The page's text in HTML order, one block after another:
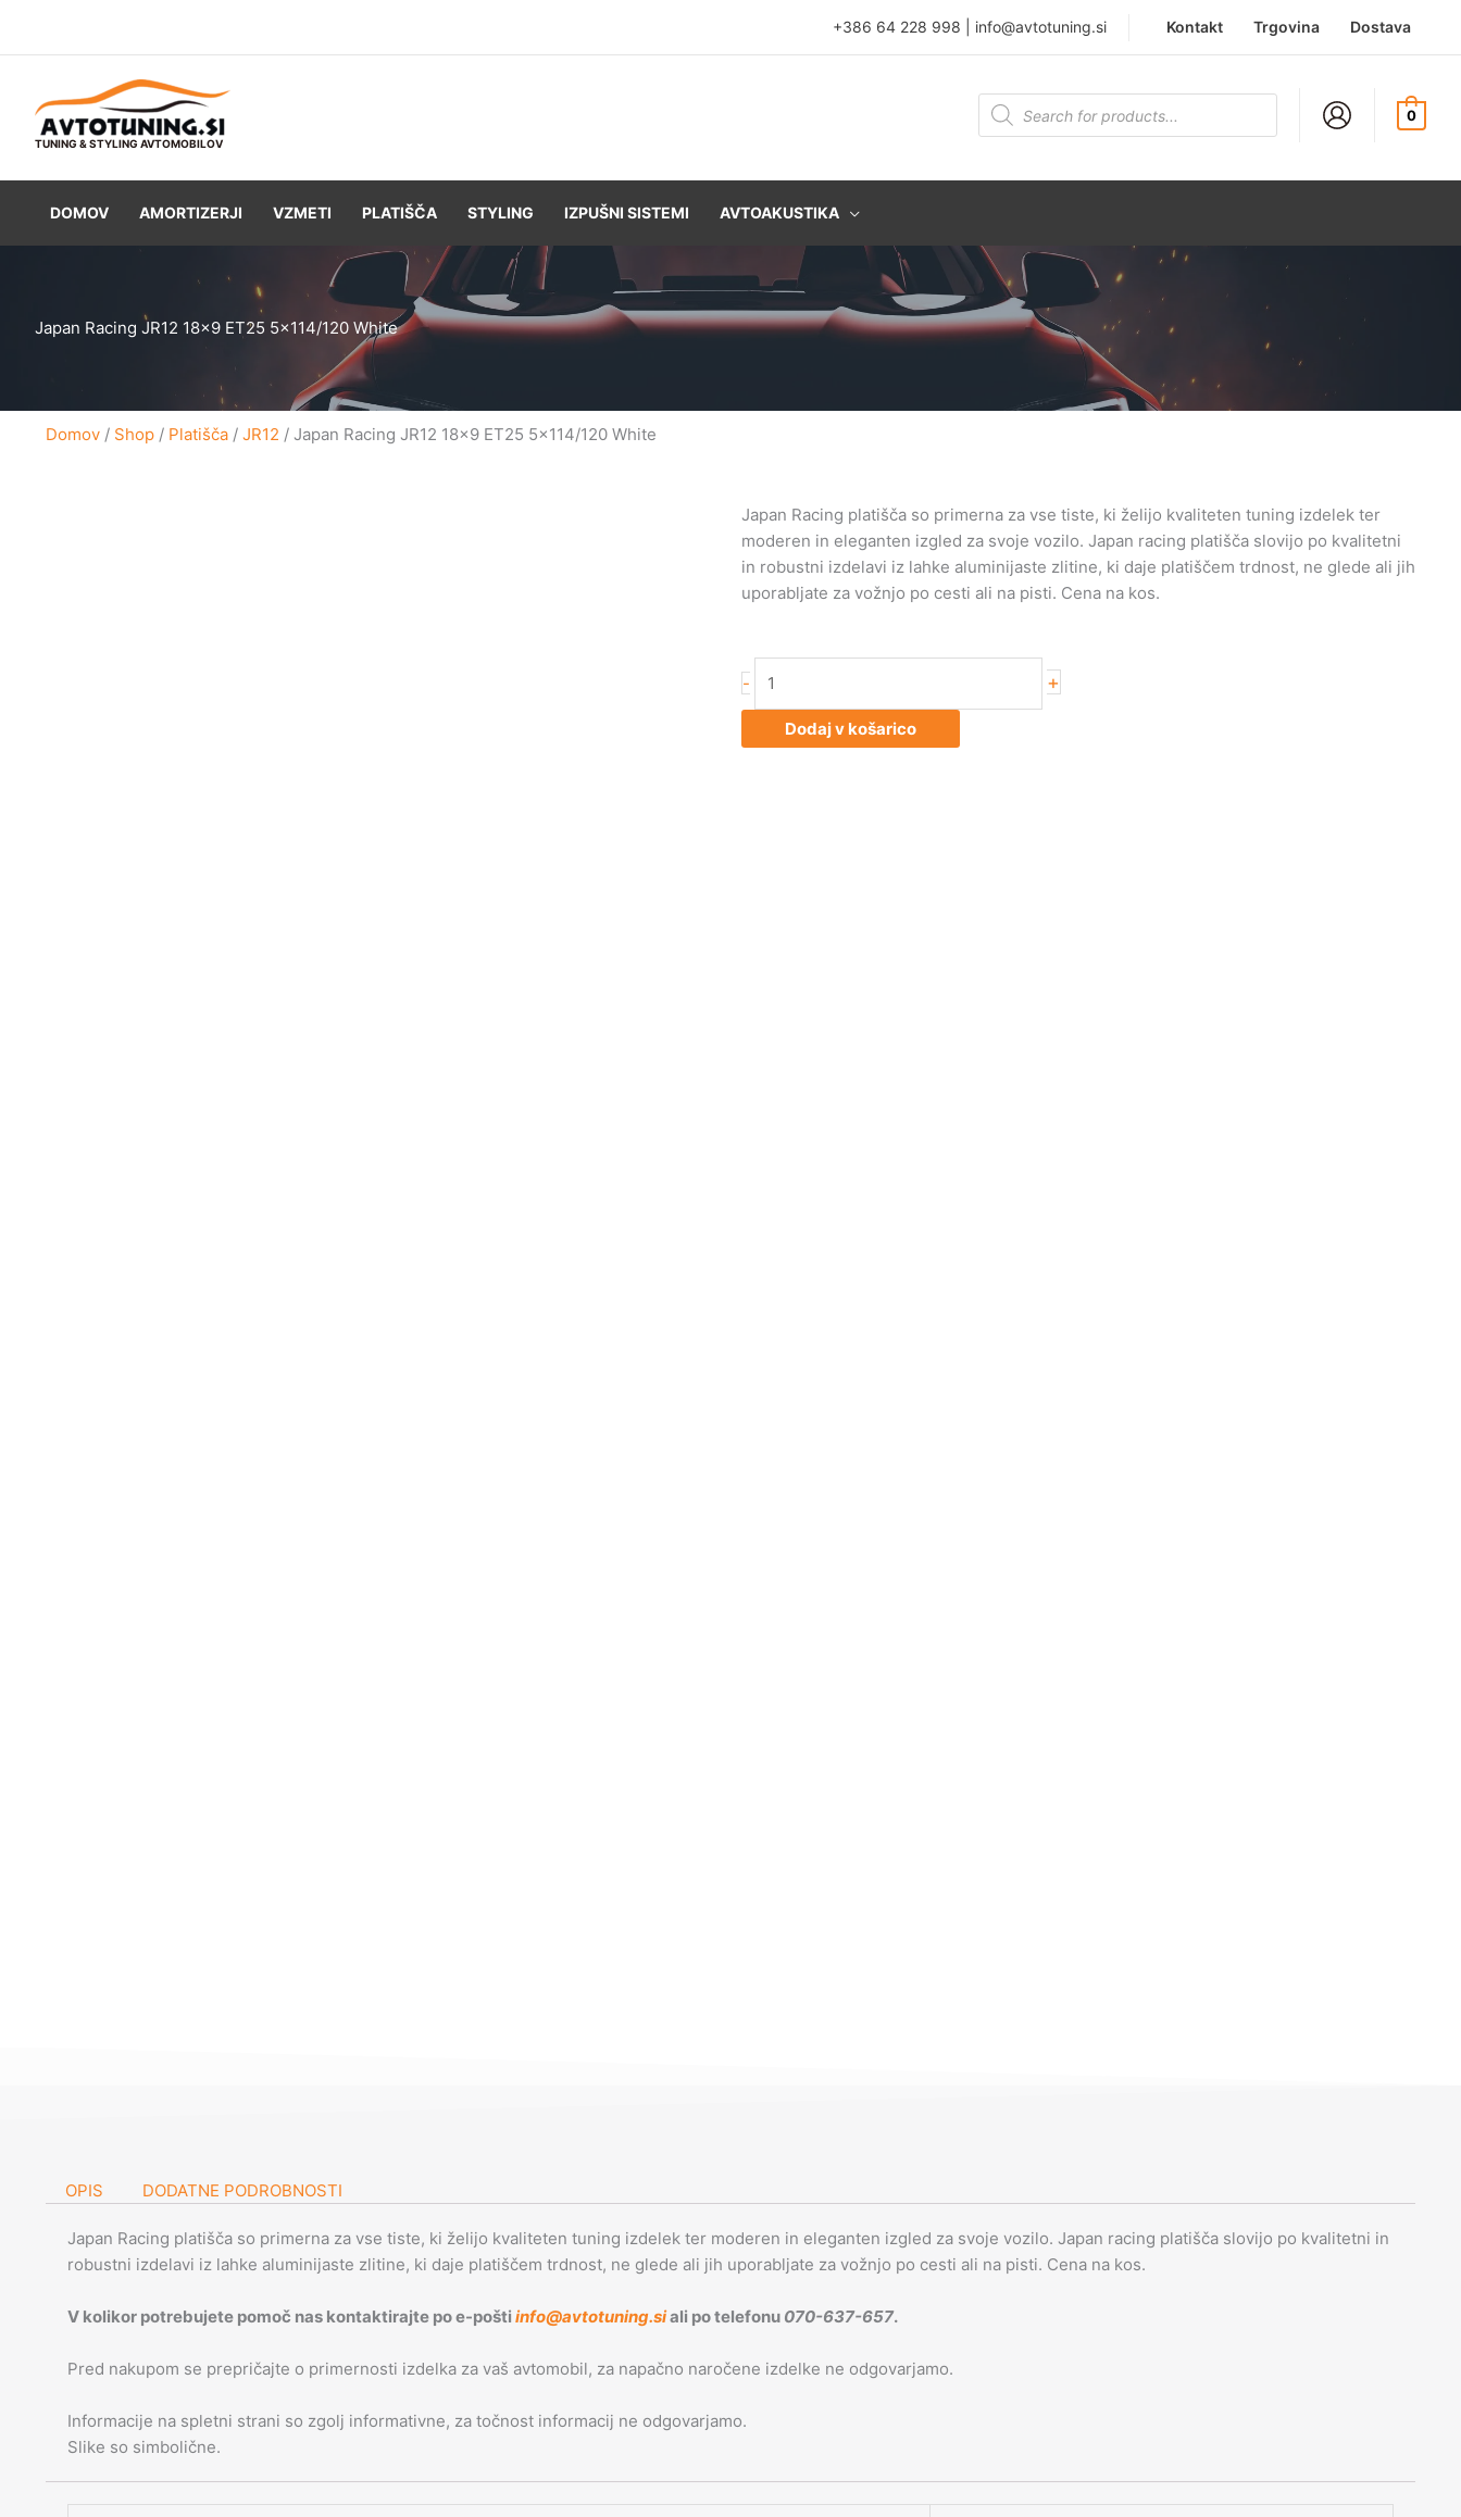
+386 64 228 998 info@avtotuning.si Kontakt Trgovina Dostava
TUNING & STYLING AVTOMOBILOV
Products
search 0
DOMOV AMORTIZERJI VZMETI PLATIŠČA STYLING IZPUŠNI SISTEMI AVTOAKUSTIKA
Japan Racing JR12 18×9 ET25 5×114/120 White
Domov / Shop / Platišča / JR12 / Japan Racing JR12 18×9 ET25 5×114/120 White
Japan Racing platišča so primerna za vse tiste, ki želijo kvaliteten tuning izdelek ter
moderen in eleganten izgled za svoje vozilo. Japan racing platišča slovijo po kvalitetni
in robustni izdelavi iz lahke aluminijaste zlitine, ki daje platiščem trdnost, ne glede ali jih
uporabljate za vožnjo po cesti ali na pisti. Cena na kos.
-
Racing
JR12
18x9
+
Dodaj v košarico
OPIS DODATNE PODROBNOSTI
Japan Racing platišča so primerna za vse tiste, ki želijo kvaliteten tuning izdelek ter moderen in eleganten izgled za svoje vozilo. Japan racing platišča slovijo po kvalitetni in
robustni izdelavi iz lahke aluminijaste zlitine, ki daje platiščem trdnost, ne glede ali jih uporabljate za vožnjo po cesti ali na pisti. Cena na kos.
V kolikor potrebujete pomoč nas kontaktirajte po e-pošti info@avtotuning.siali po telefonu 070-637-657.
Pred nakupom se prepričajte o primernosti izdelka za vaš avtomobil, za napačno naročene izdelke ne odgovarjamo.
Informacije na spletni strani so zgolj informativne, za točnost informacij ne odgovarjamo.
Slike so simbolične.